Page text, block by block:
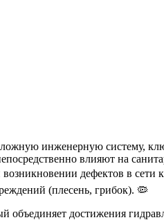
инженерную систему,
влияют на
дефектов в сети
(плесень, грибок). 🦠
объединяет достижения